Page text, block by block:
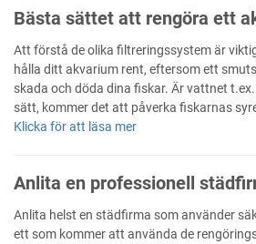
Bästa sättet att rengöra ett
Att förstå de olika filtreringssystem är
hålla ditt akvarium rent, eftersom ett
skada och döda dina fiskar. Är vattnet
sätt, kommer det att påverka fiskarnas
Klicka för att läsa mer
Anlita en professionell
Anlita helst en städfirma som använder
ett som kommer att använda de